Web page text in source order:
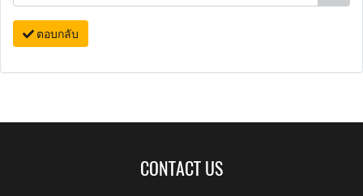
ตอบกลับ
CONTACT US